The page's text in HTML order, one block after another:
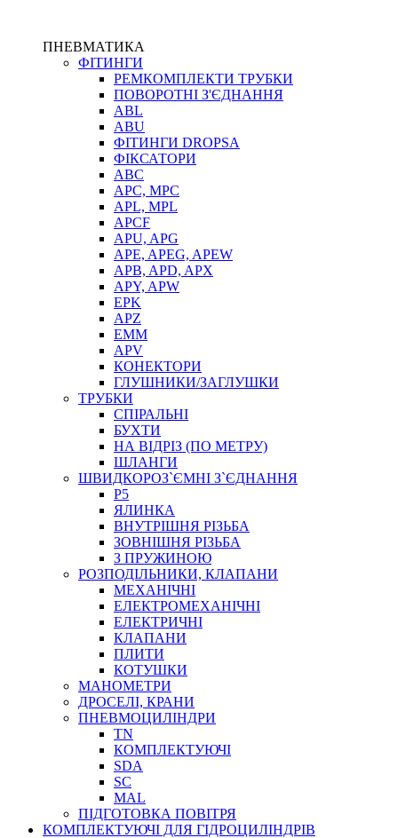
ПНЕВМАТИКА
ФІТИНГИ
РЕМКОМПЛЕКТИ ТРУБКИ
ПОВОРОТНІ З'ЄДНАННЯ
ABL
ABU
ФІТИНГИ DROPSA
ФІКСАТОРИ
ABC
APC, MPC
APL, MPL
APCF
APU, APG
APE, APEG, APEW
APB, APD, APX
APY, APW
EPK
APZ
EMM
APV
КОНЕКТОРИ
ГЛУШНИКИ/ЗАГЛУШКИ
ТРУБКИ
СПІРАЛЬНІ
БУХТИ
НА ВІДРІЗ (ПО МЕТРУ)
ШЛАНГИ
ШВИДКОРОЗ`ЄМНІ З`ЄДНАННЯ
P5
ЯЛИНКА
ВНУТРІШНЯ РІЗЬБА
ЗОВНІШНЯ РІЗЬБА
З ПРУЖИНОЮ
РОЗПОДІЛЬНИКИ, КЛАПАНИ
МЕХАНІЧНІ
ЕЛЕКТРОМЕХАНІЧНІ
ЕЛЕКТРИЧНІ
КЛАПАНИ
ПЛИТИ
КОТУШКИ
МАНОМЕТРИ
ДРОСЕЛІ, КРАНИ
ПНЕВМОЦИЛІНДРИ
TN
КОМПЛЕКТУЮЧІ
SDA
SC
MAL
ПІДГОТОВКА ПОВІТРЯ
КОМПЛЕКТУЮЧІ ДЛЯ ГІДРОЦИЛІНДРІВ